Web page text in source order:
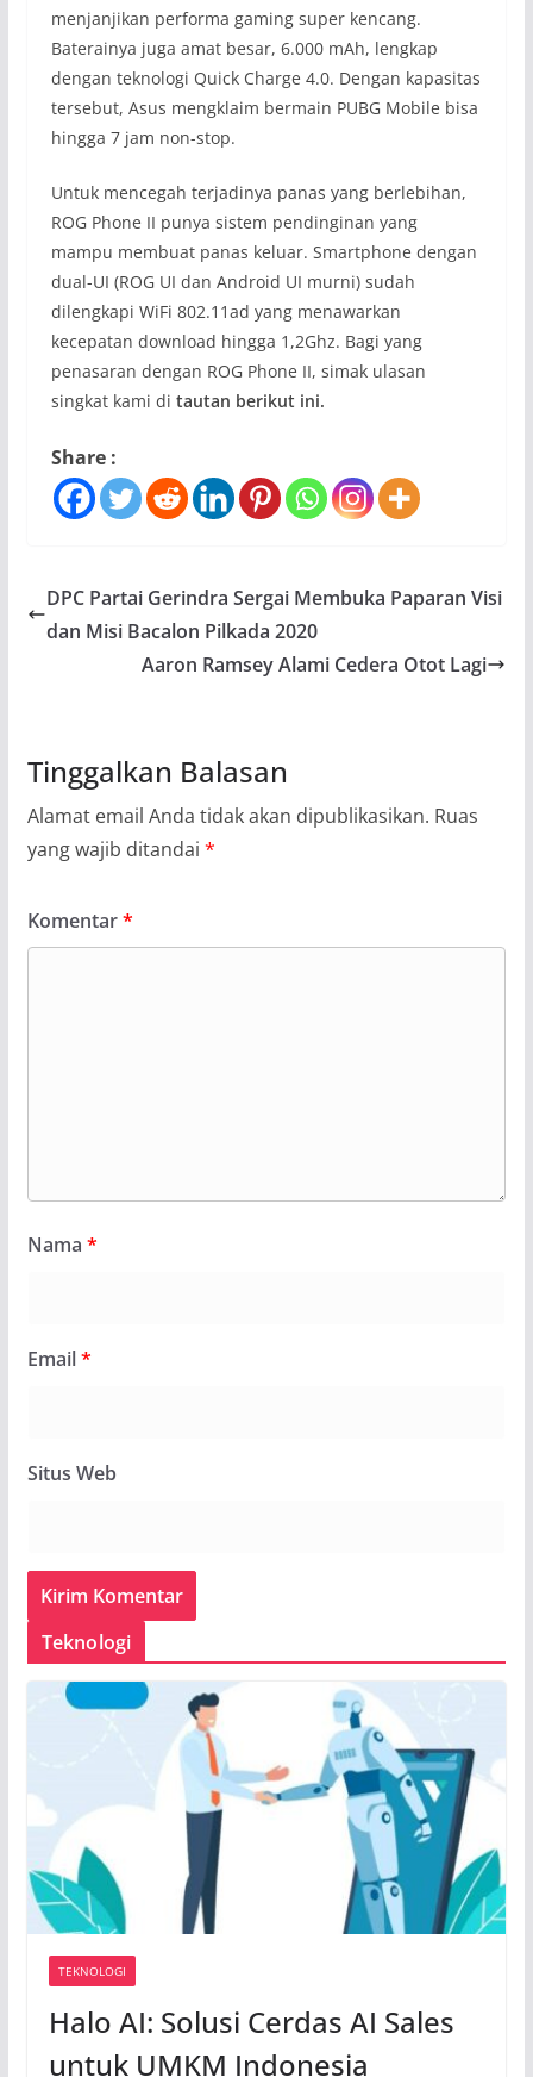
menjanjikan performa gaming super kencang.
Baterainya juga amat besar, 6.000 mAh, lengkap
dengan teknologi Quick Charge 4.0. Dengan kapasitas
tersebut, Asus mengklaim bermain PUBG Mobile bisa
hingga 7 jam non-stop.
Untuk mencegah terjadinya panas yang berlebihan,
ROG Phone II punya sistem pendinginan yang
mampu membuat panas keluar. Smartphone dengan
dual-UI (ROG UI dan Android UI murni) sudah
dilengkapi WiFi 802.11ad yang menawarkan
kecepatan download hingga 1,2Ghz. Bagi yang
penasaran dengan ROG Phone II, simak ulasan
singkat kami di tautan berikut ini.
Share :
DPC Partai Gerindra Sergai Membuka Paparan Visi
dan Misi Bacalon Pilkada 2020
Aaron Ramsey Alami Cedera Otot Lagi
Tinggalkan Balasan
Alamat email Anda tidak akan dipublikasikan. Ruas
yang wajib ditandai *
Komentar*
Nama *
Email*
Situs Web
Teknologi
TEKNOLOGI
Halo AI: Solusi Cerdas AI Sales
untuk UMKM Indonesia